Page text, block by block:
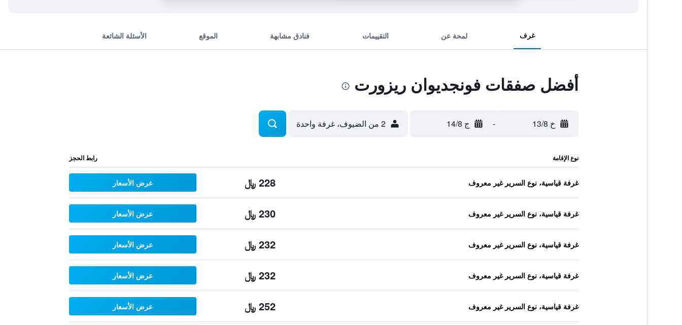
غرف لمحة عن التقييمات فنادق مشابهة الموقع الأسئلة الشائعة
أفضل صفقات فونجديوان ريزورت
خ 13/8 - ج 14/8 2 من الضيوف، غرفة واحدة
نوع الإقامة رابط الحجز
غرفة قياسية، نوع السرير غير معروف 228 ﷼ عرض الأسعار
غرفة قياسية، نوع السرير غير معروف 230 ﷼ عرض الأسعار
غرفة قياسية، نوع السرير غير معروف 232 ﷼ عرض الأسعار
غرفة قياسية، نوع السرير غير معروف 232 ﷼ عرض الأسعار
غرفة قياسية، نوع السرير غير معروف 252 ﷼ عرض الأسعار